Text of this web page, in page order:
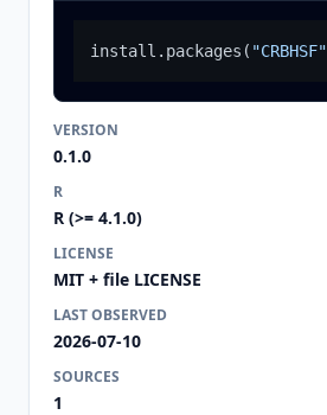
install.packages ( "CRBHSF"
VERSION
0.1.0
R
R (>= 4.1.0)
LICENSE
MIT + file LICENSE
LAST OBSERVED
2026-07-10
SOURCES
1